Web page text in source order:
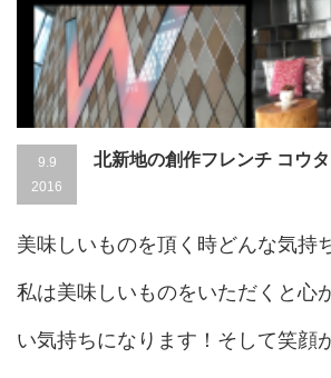
9.9
2016
北新地の創作フレンチ コウ
美味しいものを頂く時どんな気持
私は美味しいものをいただくと心
い気持ちになります！そして笑顔